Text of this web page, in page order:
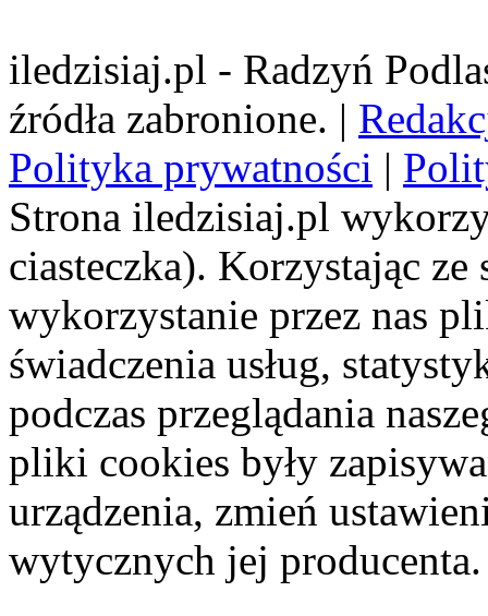
iledzisiaj.pl - Radzyń
źródła zabronione. |
Polityka prywatności |
Strona iledzisiaj.pl
ciasteczka). Korzystając
wykorzystanie przez nas
świadczenia usług,
podczas przeglądania
pliki cookies były
urządzenia, zmień
wytycznych jej producenta.